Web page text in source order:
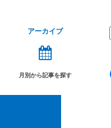
アーカイブ
月別から記事を探す